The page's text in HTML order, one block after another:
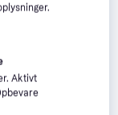
Aktivt